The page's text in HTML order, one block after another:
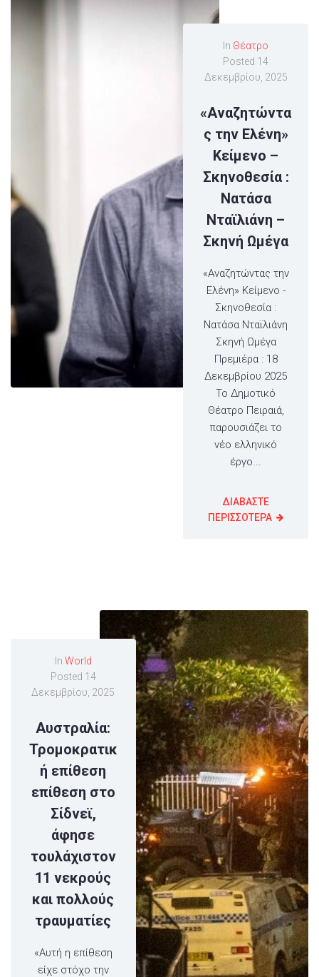
In Θέατρο
Posted 14
Δεκεμβρίου, 2025
«Αναζητώντα
ς την Ελένη»
Κείμενο –
Σκηνοθεσία :
Νατάσα
Νταϊλιάνη –
Σκηνή Ωμέγα
«Αναζητώντας την
Ελένη» Κείμενο -
Σκηνοθεσία :
Νατάσα Νταϊλιάνη
Σκηνή Ωμέγα
Πρεμιέρα : 18
Δεκεμβρίου 2025
Το Δημοτικό
Θέατρο Πειραιά,
παρουσιάζει το
νέο ελληνικό
έργο...
ΔΙΑΒΑΣΤΕ
ΠΕΡΙΣΣΟΤΕΡΑ
In World
Posted 14
Δεκεμβρίου, 2025
Αυστραλία:
Τρομοκρατικ
ή επίθεση
επίθεση στο
Σίδνεϊ,
άφησε
τουλάχιστον
11 νεκρούς
και πολλούς
τραυματίες
«Αυτή η επίθεση
είχε στόχο την